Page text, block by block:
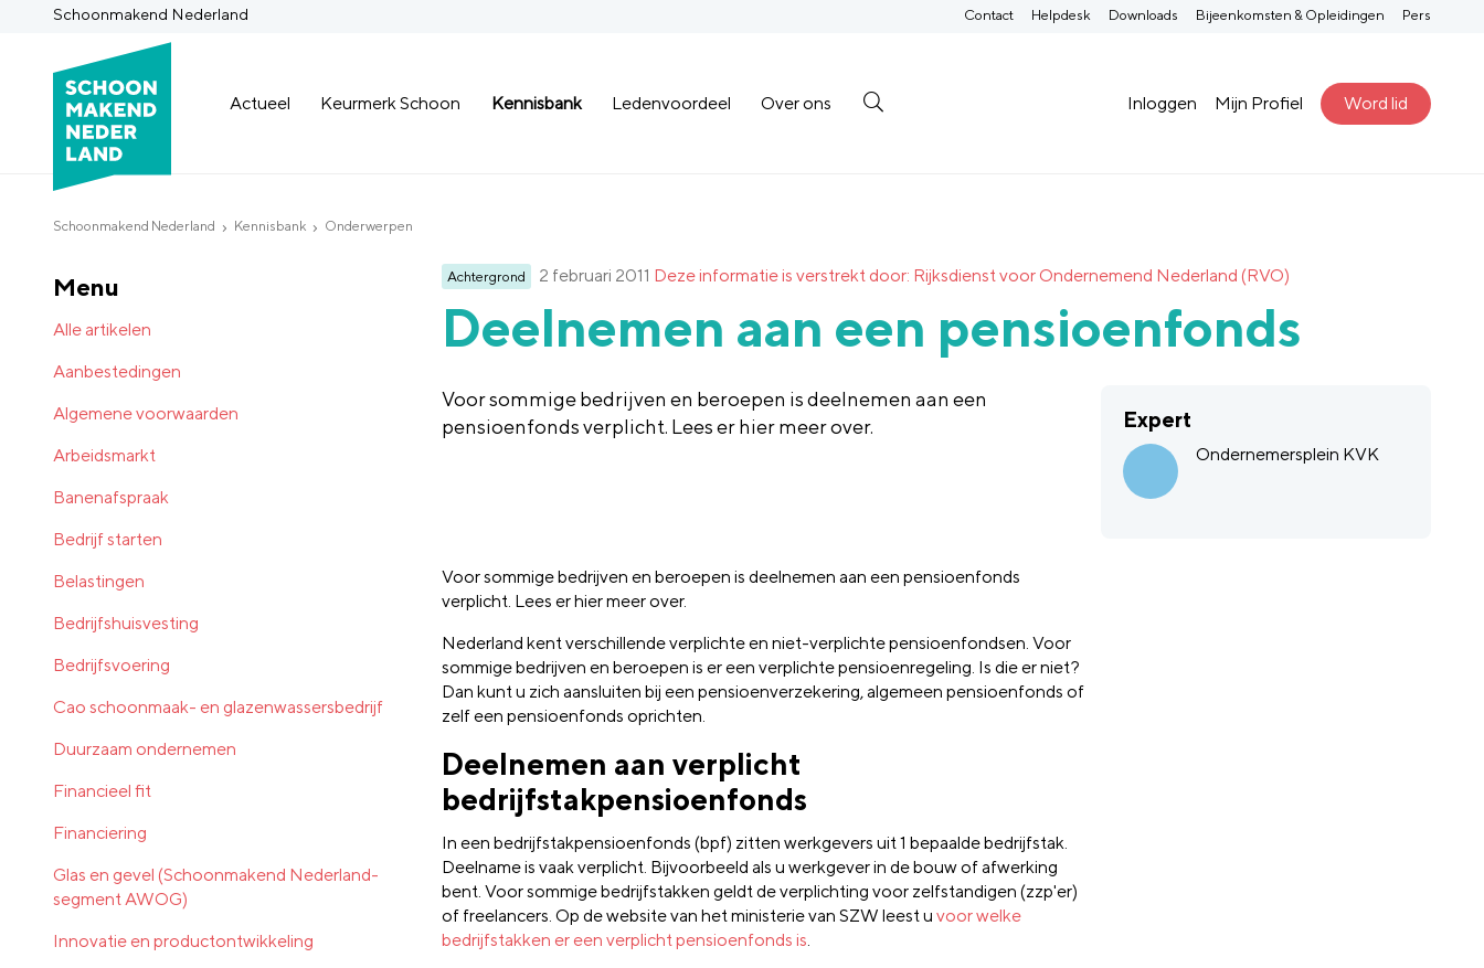
Schoonmakend Nederland
Actueel Keurmerk Schoon Kennisbank Ledenvoordeel Over ons Inloggen Mijn Profiel Word lid
Contact Helpdesk Downloads Bijeenkomsten & Opleidingen Pers
Schoonmakend Nederland Kennisbank Onderwerpen
Achtergrond 2 februari 2011 Deze informatie is verstrekt door: Rijksdienst voor Ondernemend Nederland (RVO)
Deelnemen aan een pensioenfonds
Voor sommige bedrijven en beroepen is deelnemen aan een
pensioenfonds verplicht. Lees er hier meer over.
Expert
Ondernemersplein KVK
Voor sommige bedrijven en beroepen is deelnemen aan een pensioenfonds
verplicht. Lees er hier meer over.
Nederland kent verschillende verplichte en niet-verplichte pensioenfondsen. Voor
sommige bedrijven en beroepen is er een verplichte pensioenregeling. Is die er niet?
Dan kunt u zich aansluiten bij een pensioenverzekering, algemeen pensioenfonds of
zelf een pensioenfonds oprichten.
Deelnemen aan verplicht
bedrijfstakpensioenfonds
In een bedrijfstakpensioenfonds (bpf) zitten werkgevers uit 1 bepaalde bedrijfstak.
Deelname is vaak verplicht. Bijvoorbeeld als u werkgever in de bouw of afwerking
bent. Voor sommige bedrijfstakken geldt de verplichting voor zelfstandigen (zzp'er)
of freelancers. Op de website van het ministerie van SZW leest u voor welke
bedrijfstakken er een verplicht pensioenfonds is.
Menu
Alle artikelen
Aanbestedingen
Algemene voorwaarden
Arbeidsmarkt
Banenafspraak
Bedrijf starten
Belastingen
Bedrijfshuisvesting
Bedrijfsvoering
Cao schoonmaak- en glazenwassersbedrijf
Duurzaam ondernemen
Financieel fit
Financiering
Glas en gevel (Schoonmakend Nederland-
segment AWOG)
Innovatie en productontwikkeling